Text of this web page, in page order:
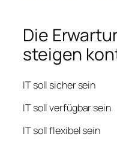
Die
steigen
IT soll sicher sein
IT soll verfügbar sein
IT soll flexibel sein